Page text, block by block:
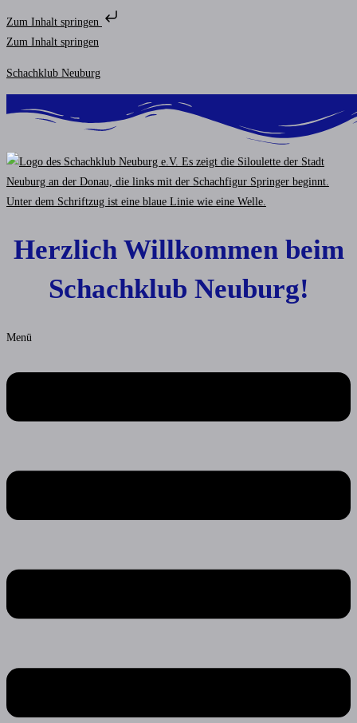
Zum Inhalt springen
Zum Inhalt springen
Schachklub Neuburg
Herzlich Willkommen beim
Schachklub Neuburg!
Menü